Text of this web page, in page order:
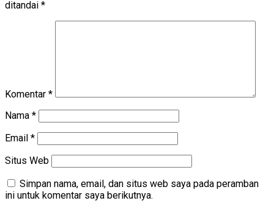
ditandai *
Komentar *
Nama *
Email *
Situs Web
Simpan nama, email, dan situs web saya pada peramban
ini untuk komentar saya berikutnya.